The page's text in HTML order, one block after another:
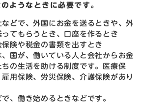
ようなときに必要です。
どで、外国にお金を送るときや、外
ってもらうとき、口座を作るとき
険や税金の書類を出すとき
国が、働いている人と会社からお金
ちの生活を助ける制度です。医療保
雇用保険、労災保険、介護保険があり
、働き始めるときなどです。